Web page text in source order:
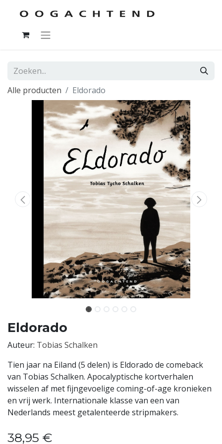
Alle producten Eldorado
Eldorado
Auteur: Tobias Schalken
Tien jaar na Eiland (5 delen) is Eldorado de comeback
van Tobias Schalken. Apocalyptische kortverhalen
wisselen af met fijngevoelige coming-of-age kronieken
en vrij werk. Internationale klasse van een van
Nederlands meest getalenteerde stripmakers.
38,95 €